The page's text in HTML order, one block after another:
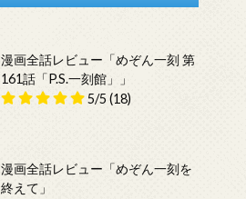
漫画全話レビュー「めぞん一刻 第
161話「P.S.一刻館」」
5/5 (18)
漫画全話レビュー「めぞん一刻を
終えて」